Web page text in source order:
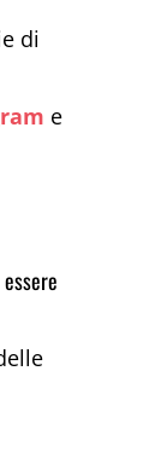
di
e